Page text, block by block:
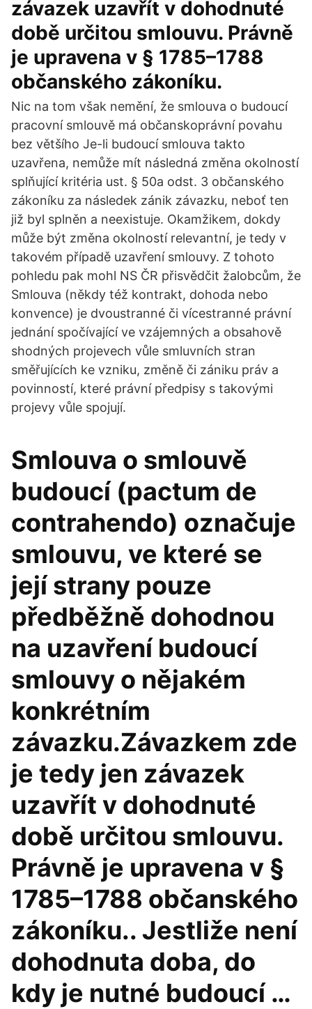
závazek uzavřít v dohodnuté
době určitou smlouvu. Právně
je upravena v § 1785–1788
občanského zákoníku.
Nic na tom však nemění, že smlouva o budoucí
pracovní smlouvě má občanskoprávní povahu
bez většího Je-li budoucí smlouva takto
uzavřena, nemůže mít následná změna okolností
splňující kritéria ust. § 50a odst. 3 občanského
zákoníku za následek zánik závazku, neboť ten
již byl splněn a neexistuje. Okamžikem, dokdy
může být změna okolností relevantní, je tedy v
takovém případě uzavření smlouvy. Z tohoto
pohledu pak mohl NS ČR přisvědčit žalobcům, že
Smlouva (někdy též kontrakt, dohoda nebo
konvence) je dvoustranné či vícestranné právní
jednání spočívající ve vzájemných a obsahově
shodných projevech vůle smluvních stran
směřujících ke vzniku, změně či zániku práv a
povinností, které právní předpisy s takovými
projevy vůle spojují.
Smlouva o smlouvě
budoucí (pactum de
contrahendo) označuje
smlouvu, ve které se
její strany pouze
předběžně dohodnou
na uzavření budoucí
smlouvy o nějakém
konkrétním
závazku.Závazkem zde
je tedy jen závazek
uzavřít v dohodnuté
době určitou smlouvu.
Právně je upravena v §
1785–1788 občanského
zákoníku.. Jestliže není
dohodnuta doba, do
kdy je nutné budoucí …